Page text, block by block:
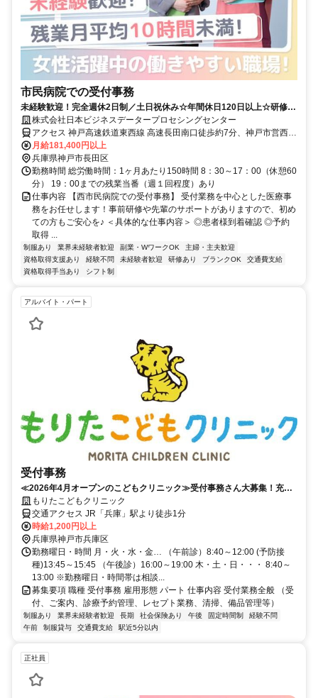
市民病院での受付事務
未経験歓迎！完全週休2日制／土日祝休み☆年間休日120日以上☆研修・
マニュアル完備＆資格不要！
株式会社日本ビジネスデータープロセシングセンター
アクセス 神戸高速鉄道東西線 高速長田南口徒歩約7分、神戸市営西
神・山手線 長田（神戸市営）西出口3徒歩約8分、神戸高速鉄道東西
線 大開出入口3徒歩約8分 神戸市立医療センター西市民病院長田駅よ
り徒歩約8分／兵庫駅・大開駅より徒歩約10分
月給181,400円以上
兵庫県神戸市長田区
勤務時間 総労働時間：1ヶ月あたり150時間 8：30～17：00（休憩60
分） 19：00までの残業当番（週１回程度）あり
仕事内容 【西市民病院での受付事務】 受付業務を中心とした医療事
務をお任せします！事前研修や先輩のサポートがありますので、初め
ての方もご安心を♪ ＜具体的な仕事内容＞ ◎患者様到着確認 ◎予約
取得 ...
制服あり 業界未経験者歓迎 副業・WワークOK
主婦・主夫歓迎
資格取得支援あり
経験不問 未経験者歓迎 研修あり ブランクOK
交通費支給
資格取得手当あり
シフト制
アルバイト・パート
受付事務
≪2026年4月オープンのこどもクリニック≫受付事務さん大募集！充実
の手当あり！兵庫駅より徒歩１分！
もりたこどもクリニック
交通アクセス JR「兵庫」駅より徒歩1分
時給1,200円以上
兵庫県神戸市兵庫区
勤務曜日・時間 月・火・水・金… （午前診）8:40～12:00 (予防接
種)13:45～15:45 （午後診）16:00～19:00 木・土・日・・・ 8:40～
13:00 ※勤務曜日・時間帯は相談...
募集要項 職種 受付事務 雇用形態 パート 仕事内容 受付業務全般 （受
付、ご案内、診療予約管理、レセプト業務、清掃、備品管理等）
制服あり 業界未経験者歓迎 長期 社会保険あり 午後 固定時間制
経験不問
午前
制服貸与 交通費支給 駅近5分以内
正社員